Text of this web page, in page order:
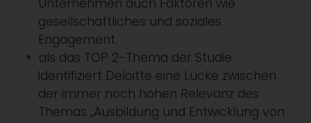
Unternehmen auch Faktoren wie
gesellschaftliches und soziales
Engagement.
als das TOP 2-Thema der Studie
identifiziert Deloitte eine Lücke zwischen
der immer noch hohen Relevanz des
Themas „Ausbildung und Entwicklung von